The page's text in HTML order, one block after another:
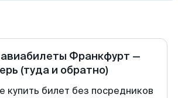
Франкфурт —
(туда и обратно)
купить билет без посредников